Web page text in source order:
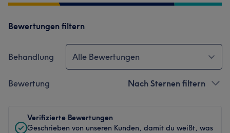
Bewertungen filtern
Behandlung Alle Bewertungen
Bewertung Nach Sternen filtern
Verifizierte Bewertungen
Geschrieben von unseren Kunden, damit du weißt, was